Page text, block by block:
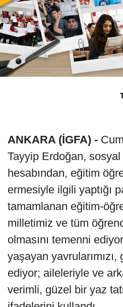
ANKARA (İGFA) -
Tayyip Erdoğan,
hesabından, eğitim
ermesiyle ilgili yaptığı
tamamlanan eğitim-
milletimiz ve tüm
olmasını temenni
yaşayan
ediyor; aileleriyle ve
verimli, güzel bir yaz